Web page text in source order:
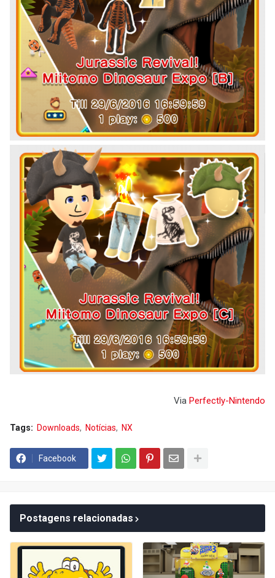
Via Perfectly-Nintendo
Tags: Downloads Notícias NX
Facebook
Postagens relacionadas